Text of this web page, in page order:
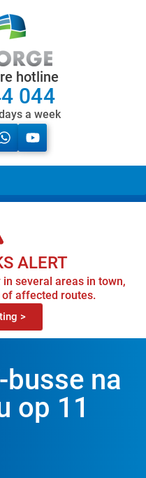
hotline
044
a week
ALERT
several areas in town,
affected routes.
>
busse na
op 11